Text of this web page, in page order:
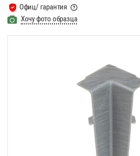
Офиц/ гарантия
Хочу фото образца